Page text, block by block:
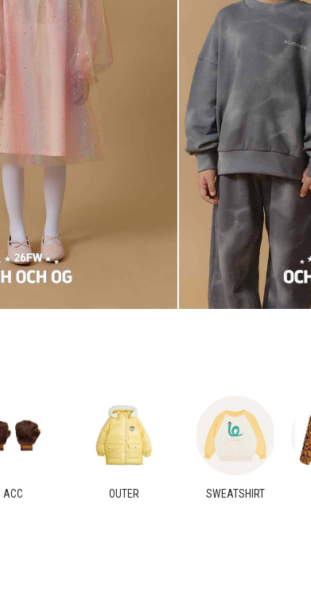
ACC OUTER SWEATSHIRT